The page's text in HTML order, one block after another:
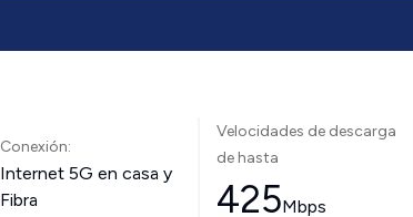
Conexión:
Internet 5G en casa y
Fibra
Velocidades de descarga
de hasta
425Mbps